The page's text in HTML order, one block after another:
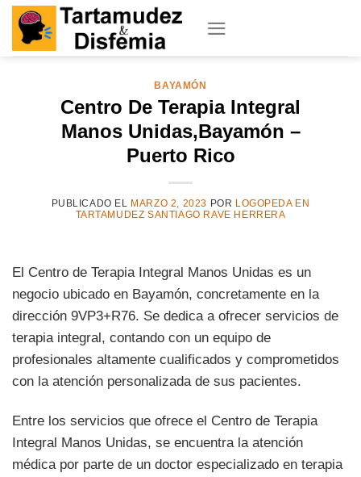
Skip
content
BAYAMÓN
Centro De Terapia Integral
Manos Unidas,Bayamón –
Puerto Rico
PUBLICADO EL MARZO 2, 2023 POR LOGOPEDA EN
TARTAMUDEZ SANTIAGO RAVE HERRERA
El Centro de Terapia Integral Manos Unidas es un
negocio ubicado en Bayamón, concretamente en la
dirección 9VP3+R76. Se dedica a ofrecer servicios de
terapia integral, contando con un equipo de
profesionales altamente cualificados y comprometidos
con la atención personalizada de sus pacientes.
Entre los servicios que ofrece el Centro de Terapia
Integral Manos Unidas, se encuentra la atención
médica por parte de un doctor especializado en terapia